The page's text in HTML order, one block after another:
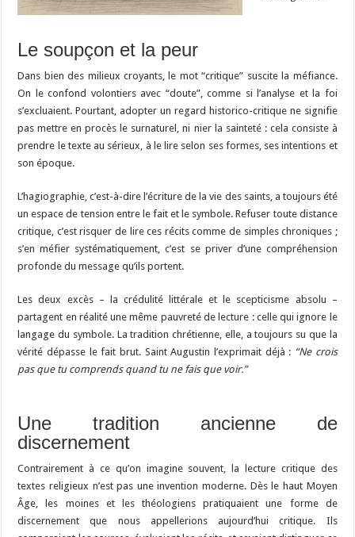
Le soupçon et la peur
Dans bien des milieux croyants, le mot “critique” suscite la méfiance.
On le confond volontiers avec “doute”, comme si l’analyse et la foi
s’excluaient. Pourtant, adopter un regard historico-critique ne signifie
pas mettre en procès le surnaturel, ni nier la sainteté : cela consiste à
prendre le texte au sérieux, à le lire selon ses formes, ses intentions et
son époque.
L’hagiographie, c’est-à-dire l’écriture de la vie des saints, a toujours été
un espace de tension entre le fait et le symbole. Refuser toute distance
critique, c’est risquer de lire ces récits comme de simples chroniques ;
s’en méfier systématiquement, c’est se priver d’une compréhension
profonde du message qu’ils portent.
Les deux excès – la crédulité littérale et le scepticisme absolu –
partagent en réalité une même pauvreté de lecture : celle qui ignore le
langage du symbole. La tradition chrétienne, elle, a toujours su que la
vérité dépasse le fait brut. Saint Augustin l’exprimait déjà : “Ne crois
pas que tu comprends quand tu ne fais que voir.”
Une tradition ancienne de
discernement
Contrairement à ce qu’on imagine souvent, la lecture critique des
textes religieux n’est pas une invention moderne. Dès le haut Moyen
Âge, les moines et les théologiens pratiquaient une forme de
discernement que nous appellerions aujourd’hui critique. Ils